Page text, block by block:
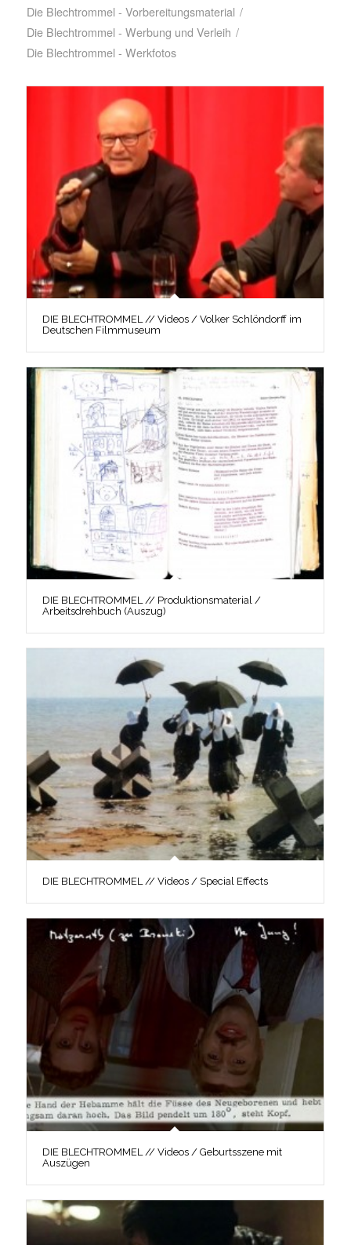
Die Blechtrommel - Vorbereitungsmaterial /
Die Blechtrommel - Werbung und Verleih /
Die Blechtrommel - Werkfotos
DIE BLECHTROMMEL // Videos / Volker Schlöndorff im
Deutschen Filmmuseum
DIE BLECHTROMMEL // Produktionsmaterial /
Arbeitsdrehbuch (Auszug)
DIE BLECHTROMMEL // Videos / Special Effects
DIE BLECHTROMMEL // Videos / Geburtsszene mit
Auszügen